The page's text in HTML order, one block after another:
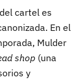
cartel es
En el
Mulder
shop (una
y